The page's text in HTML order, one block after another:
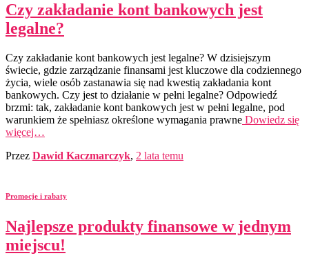
Czy zakładanie kont bankowych jest
legalne?
Czy zakładanie kont bankowych jest legalne? W dzisiejszym
świecie, gdzie zarządzanie finansami jest kluczowe dla codziennego
życia, wiele osób zastanawia się nad kwestią zakładania kont
bankowych. Czy jest to działanie w pełni legalne? Odpowiedź
brzmi: tak, zakładanie kont bankowych jest w pełni legalne, pod
warunkiem że spełniasz określone wymagania prawne Dowiedz się
więcej…
Przez Dawid Kaczmarczyk, 2 lata temu
Promocje i rabaty
Najlepsze produkty finansowe w jednym
miejscu!